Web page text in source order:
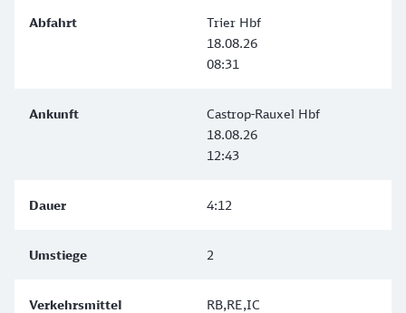
Trier Hbf
18.08.26
08:31
Castrop-Rauxel Hbf
18.08.26
12:43
4:12
2
RB,RE,IC